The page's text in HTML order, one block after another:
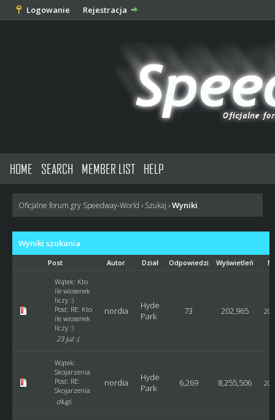
Logowanie Rejestracja
HOME SEARCH MEMBER LIST HELP
Oficjalne forum gry Speedway-World › Szukaj ›Wyniki
Wyniki szukania
Post Autor Dział Odpowiedzi Wyświetleń
Wątek: Kto
ile wiosenek
liczy :)
Post: RE: Kto
ile wiosenek
liczy :)
23 już :(
nordia
Hyde
Park
73 202,965
Wątek:
Skojarzenia
Post: RE:
Skojarzenia
długi.
nordia
Hyde
Park
6,269 8,255,506